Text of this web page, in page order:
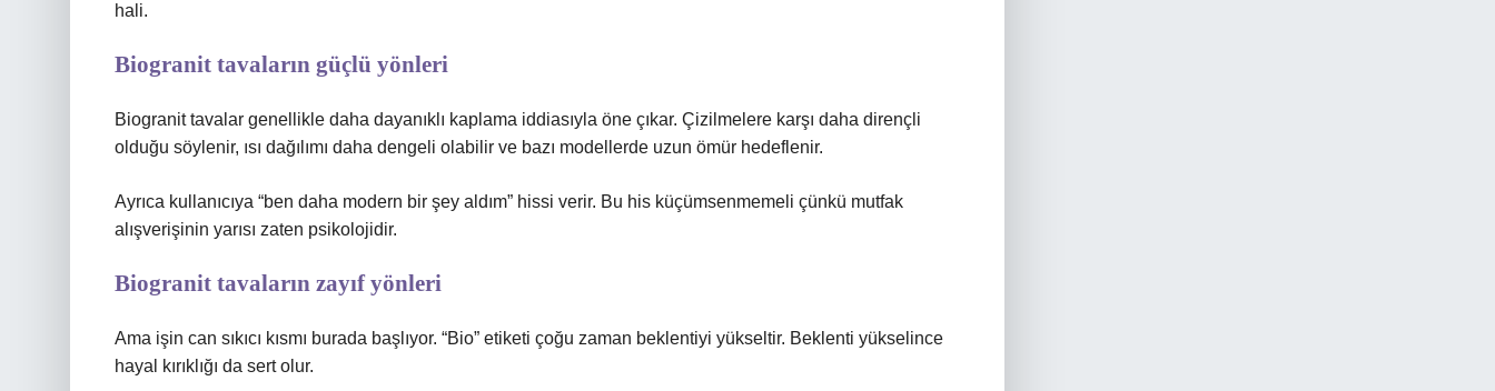
hali.
Biogranit tavaların güçlü yönleri
Biogranit tavalar genellikle daha dayanıklı kaplama iddiasıyla öne çıkar. Çizilmelere karşı daha dirençli
olduğu söylenir, ısı dağılımı daha dengeli olabilir ve bazı modellerde uzun ömür hedeflenir.
Ayrıca kullanıcıya “ben daha modern bir şey aldım” hissi verir. Bu his küçümsenmemeli çünkü mutfak
alışverişinin yarısı zaten psikolojidir.
Biogranit tavaların zayıf yönleri
Ama işin can sıkıcı kısmı burada başlıyor. “Bio” etiketi çoğu zaman beklentiyi yükseltir. Beklenti yükselince
hayal kırıklığı da sert olur.